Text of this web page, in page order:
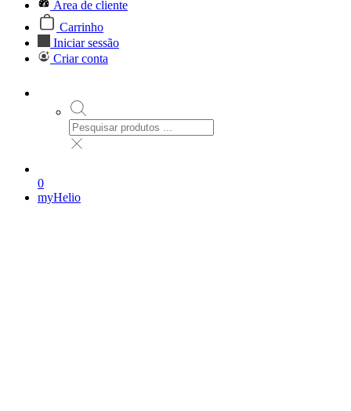
Área de cliente
Carrinho
Iniciar sessão
Criar conta
0
myHelio